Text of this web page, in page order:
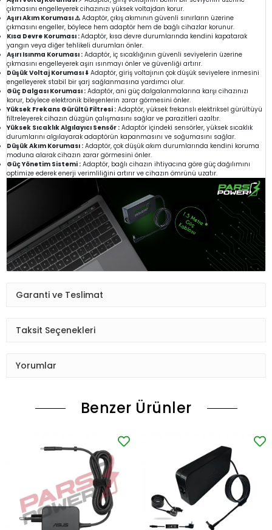
çıkmasını engelleyerek cihazınızı yüksek voltajdan korur.
Aşırı Akım Koruması ⚠️Adaptör, çıkış akımının güvenli sınırların üzerine
çıkmasını engeller, böylece hem adaptör hem de bağlı cihazlar korunur.
Kısa Devre Koruması :Adaptör, kısa devre durumlarında kendini kapatarak
yangın veya diğer tehlikeli durumları önler.
Aşırı Isınma Koruması : Adaptör, iç sıcaklığının güvenli seviyelerin üzerine
çıkmasını engelleyerek aşırı ısınmayı önler ve güvenliği artırır.
Düşük Voltaj Koruması ⬇️ Adaptör, giriş voltajının çok düşük seviyelere inmesini
engelleyerek stabil bir şarj sağlanmasına yardımcı olur.
Güç Dalgası Koruması : Adaptör, ani güç dalgalanmalarına karşı cihazınızı
korur, böylece elektronik bileşenlerin zarar görmesini önler.
Yüksek Frekans Gürültü Filtresi : Adaptör, yüksek frekanslı elektriksel gürültüyü
filtreleyerek cihazın düzgün çalışmasını sağlar ve parazitleri azaltır.
Yüksek Sıcaklık Algılayıcı Sensör : Adaptör içindeki sensörler, yüksek sıcaklık
durumlarını algılayarak adaptörün kapanmasını ve soğumasını sağlar.
Düşük Akım Koruması : Adaptör, çok düşük akım durumlarında kendini koruma
moduna alarak cihazın zarar görmesini önler.
Güç Yönetim Sistemi : Adaptör, bağlı cihazın ihtiyacına göre güç dağılımını
optimize ederek enerji verimliliğini artırır ve cihazın ömrünü uzatır.
Garanti ve Teslimat
Taksit Seçenekleri
Yorumlar
Benzer Ürünler